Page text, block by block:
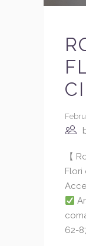
【
Flori
62-